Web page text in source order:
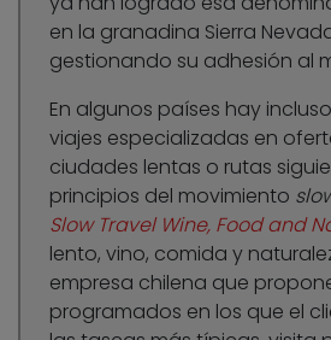
en la granadina Sierra
gestionando su adhesión al
En algunos países hay
viajes especializadas en
ciudades lentas o rutas
principios del movimiento
Slow Travel Wine, Food and
lento, vino, comida y
empresa chilena que
programados en los que el